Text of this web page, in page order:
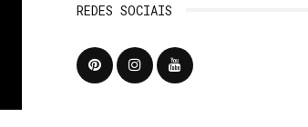
REDES SOCIAIS